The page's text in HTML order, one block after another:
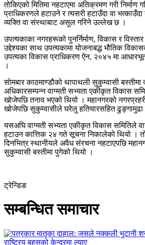
तोकिएको मितिमा नहटाएमा अतिक्रमण गरी निर्माण
प्राधिकरणले हटाउने र त्यसरी हटाउँदा वा
व्यक्ति वा संस्थाबाट असुल गरिने उल्लेख छ ।
उपत्यकाका नगरहरूको पुनर्निर्माण, विकास र विस्तार
उद्देश्यका साथ उपत्यकामा योजनाबद्ध भौतिक
उपत्यका विकास प्राधिकरण ऐन, २०४५ मा
।
सोमबार काठमाण्डौको थापाथली सुकुम्वासी बस्तीमा
अधिकारसम्पन्न वाग्मती सभ्यता एकीकृत विकास
खोजेपछि तनाव भएको थियो । महानगरको
खोजेपछि सुकुम्वासीले घरेलु हतियारसहित
यसअघि वाग्मती सभ्यता एकीकृत विकास समितिले
हटाउन कात्तिक २४ गते सूचना निकालेको थियो ।
दिनभित्र स्थानीयले अवैध संरचना नहटाएपछि
सुकुम्वासी बस्तीमा पुगेको थियो ।
ट्रेन्डिङ
सम्बन्धित समाचार